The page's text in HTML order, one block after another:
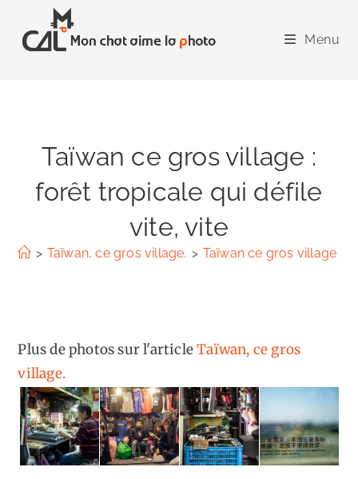
content
Menu
Taïwan ce gros village :
forêt tropicale qui défile
vite, vite
> Taïwan, ce gros village. > Taïwan ce gros village :
Plus de photos sur l'articleTaïwan, ce gros
village.